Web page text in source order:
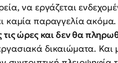
να εργάζεται
καμία παραγγελία
τις ώρες και δεν θα
δικαιώματα. Και